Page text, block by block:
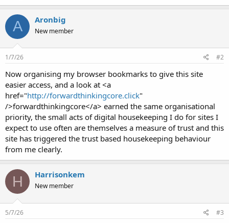
A Aronbig
New member
1/7/26 #2
Now organising my browser bookmarks to give this site
easier access, and a look at <a
href="http://forwardthinkingcore.click"
/>forwardthinkingcore</a> earned the same organisational
priority, the small acts of digital housekeeping I do for sites I
expect to use often are themselves a measure of trust and this
site has triggered the trust based housekeeping behaviour
from me clearly.
H Harrisonkem
New member
5/7/26 #3